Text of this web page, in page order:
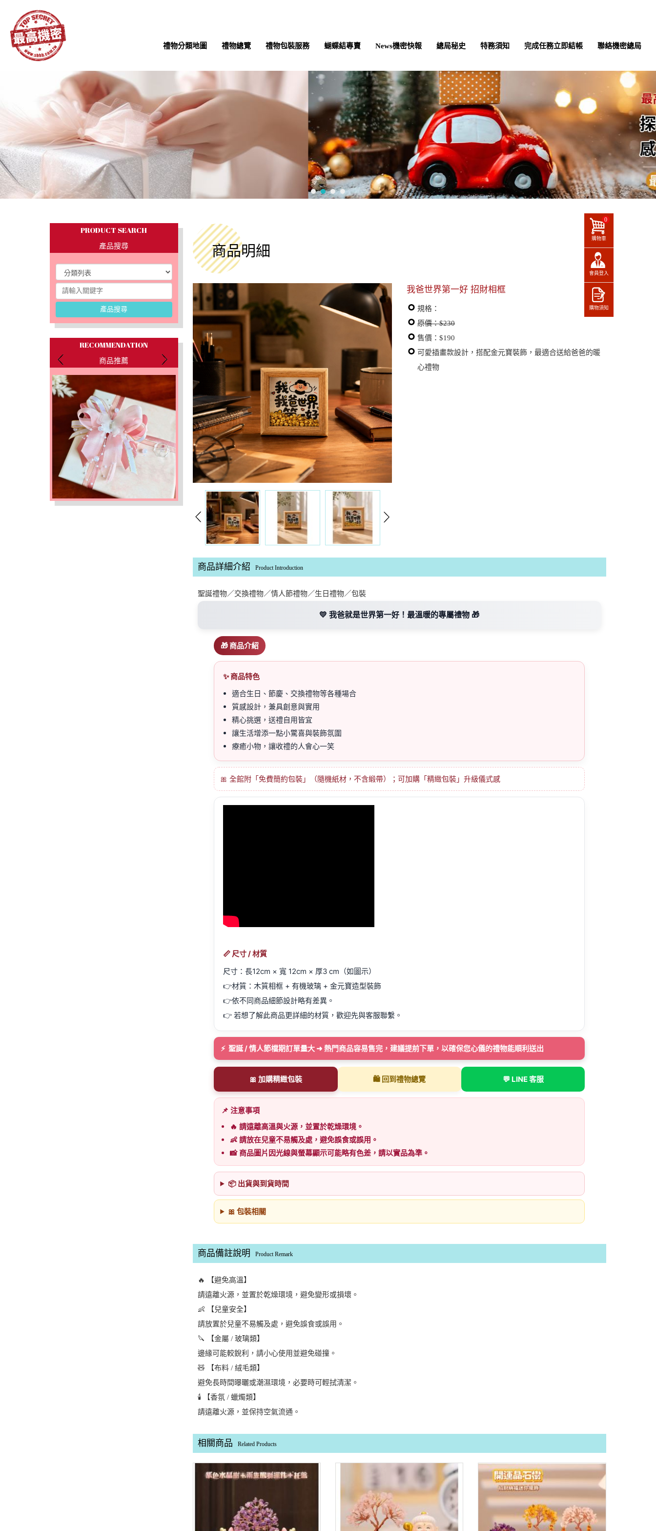
禮物分類地圖 禮物總覽 禮物包裝服務 蝴蝶結專賣 News機密快報 總局秘史 特務須知 完成任務立即結帳 聯絡機密總局
PRODUCT SEARCH
產品搜尋
產品搜尋
RECOMMENDATION
商品推薦
商品明細
我爸世界第一好 招財相框
規格：
原價：$230
售價：$190
可愛插畫款設計，搭配金元寶裝飾，最適合送給爸爸的暖
心禮物
商品詳細介紹 Product Introduction
聖誕禮物／交換禮物／情人節禮物／生日禮物／包裝
💛 我爸就是世界第一好！最溫暖的專屬禮物 🎁
🎁 商品介紹
✨ 商品特色
適合生日、節慶、交換禮物等各種場合
質感設計，兼具創意與實用
精心挑選，送禮自用皆宜
讓生活增添一點小驚喜與裝飾氛圍
療癒小物，讓收禮的人會心一笑
🎀 全館附「免費簡約包裝」（隨機紙材，不含緞帶）；可加購「精緻包裝」升級儀式感
📏 尺寸 / 材質
尺寸：長12cm × 寬 12cm × 厚3 cm（如圖示）
👉材質：木質相框 + 有機玻璃 + 金元寶造型裝飾
👉依不同商品細節設計略有差異。
👉 若想了解此商品更詳細的材質，歡迎先與客服聯繫。
⚡ 聖誕 / 情人節檔期訂單量大 ➜ 熱門商品容易售完，建議提前下單，以確保您心儀的禮物能順利送出
🎀 加購精緻包裝 🛍️ 回到禮物總覽 💬 LINE 客服
📌 注意事項
🔥 請遠離高溫與火源，並置於乾燥環境。
👶 請放在兒童不易觸及處，避免誤食或誤用。
📸 商品圖片因光線與螢幕顯示可能略有色差，請以實品為準。
📦 出貨與到貨時間
🎀 包裝相關
商品備註說明 Product Remark
🔥 【避免高溫】
請遠離火源，並置於乾燥環境，避免變形或損壞。
👶 【兒童安全】
請放置於兒童不易觸及處，避免誤食或誤用。
🔪 【金屬 / 玻璃類】
邊緣可能較銳利，請小心使用並避免碰撞。
🧸 【布料 / 絨毛類】
避免長時間曝曬或潮濕環境，必要時可輕拭清潔。
🕯️ 【香氛 / 蠟燭類】
請遠離火源，並保持空氣流通。
相關商品 Related Products
購物車
0
會員登入
購物須知